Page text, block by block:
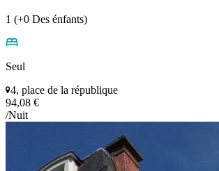
1 (+0 Des énfants)
Seul
4, place de la république
94,08 €
/Nuit